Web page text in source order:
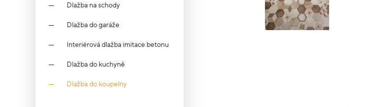
Dlažba na schody
Dlažba do garáže
Interiérová dlažba imitace betonu
Dlažba do kuchyně
Dlažba do koupelny